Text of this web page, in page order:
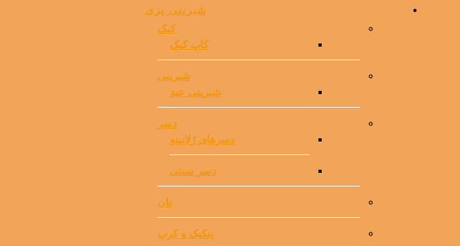
شیرینی پزی
کیک
کاپ کیک
شیرینی
شیرینی عید
دسر
دسرهای ژلاتینه
دسر سنتی
نان
پنکیک و کرپ